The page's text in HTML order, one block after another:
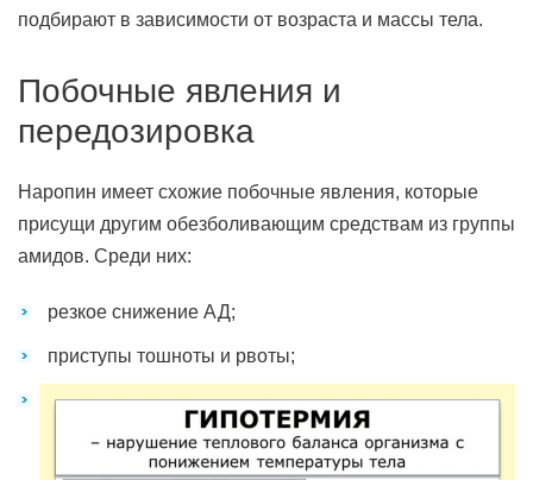
подбирают в зависимости от возраста и массы тела.
Побочные явления и
передозировка
Наропин имеет схожие побочные явления, которые
присущи другим обезболивающим средствам из группы
амидов. Среди них:
резкое снижение АД;
приступы тошноты и рвоты;